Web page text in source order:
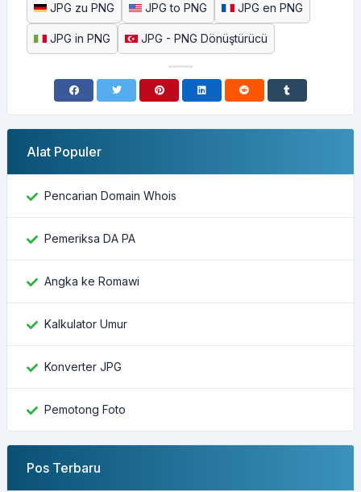
JPG zu PNG JPG to PNG JPG en PNG
JPG in PNG JPG - PNG Dönüştürücü
Alat Populer
Pencarian Domain Whois
Pemeriksa DA PA
Angka ke Romawi
Kalkulator Umur
Konverter JPG
Pemotong Foto
Pos Terbaru